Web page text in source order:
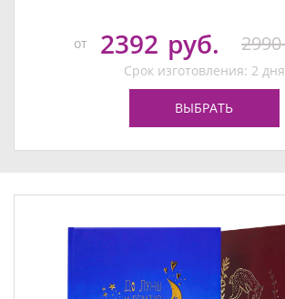
от 2392 руб. 2990
Срок изготовления: 2 дня
ВЫБРАТЬ